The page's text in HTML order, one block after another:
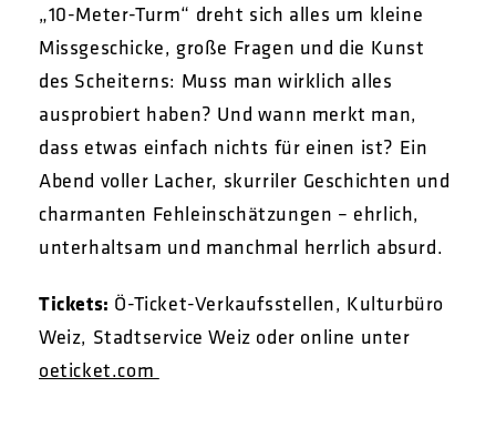
„10-Meter-Turm“ dreht sich alles um kleine
Missgeschicke, große Fragen und die Kunst
des Scheiterns: Muss man wirklich alles
ausprobiert haben? Und wann merkt man,
dass etwas einfach nichts für einen ist? Ein
Abend voller Lacher, skurriler Geschichten und
charmanten Fehleinschätzungen – ehrlich,
unterhaltsam und manchmal herrlich absurd.
Tickets: Ö-Ticket-Verkaufsstellen, Kulturbüro
Weiz, Stadtservice Weiz oder online unter
oeticket.com